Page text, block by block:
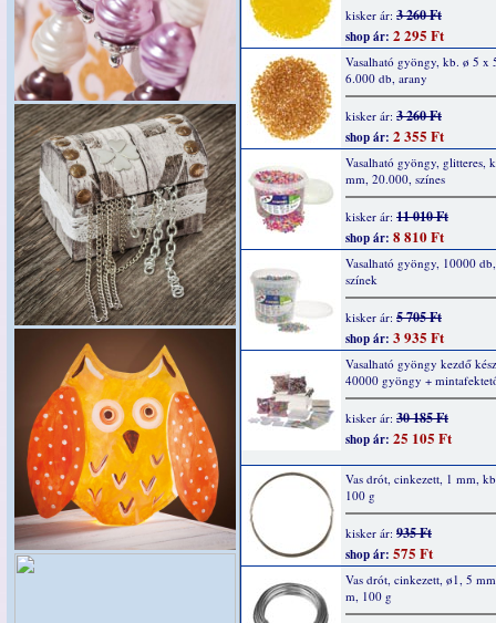
kisker ár: 3 260 Ft
shop ár: 2 295 Ft
Vasalható gyöngy, kb. ø 5 x
6.000 db, arany
kisker ár: 3 260 Ft
shop ár: 2 355 Ft
Vasalható gyöngy, glitteres,
mm, 20.000, színes
kisker ár: 11 010 Ft
shop ár: 8 810 Ft
Vasalható gyöngy, 10000
színek
kisker ár: 5 705 Ft
shop ár: 3 935 Ft
Vasalható gyöngy kezdő
40000 gyöngy +
kisker ár: 30 185 Ft
shop ár: 25 105 Ft
Vas drót, cinkezett, 1 mm,
100 g
kisker ár: 935 Ft
shop ár: 575 Ft
Vas drót, cinkezett, ø1, 5
m, 100 g